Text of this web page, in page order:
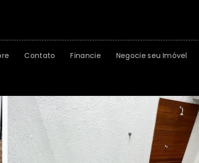
Contato Financie Negocie seu Imóvel